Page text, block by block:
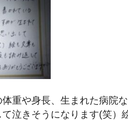
重や身長、生まれた病院
泣きそうになります(笑）